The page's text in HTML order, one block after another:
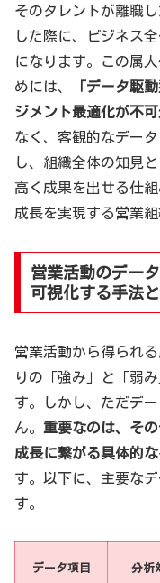
そのタレントが離職
した際に、ビジネス
になります。この属
めには、
「データ駆
ジメント最適化が不可
なく、客観的なデー
し、組織全体の知見
高く成果を出せる仕
成長を実現する営業
営業活動のデー
可視化する手法
営業活動から得られ
りの「強み」と「弱
す。しかし、ただデ
ん。 重要なのは、そ
成長に繋がる具体的
す。以下に、主要な
す。
データ項目 分析